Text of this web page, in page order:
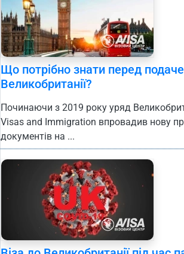
Що потрібно знати перед
Великобританії?
Починаючи з 2019 року уряд
Visas and Immigration впровадив нову
документів на ...